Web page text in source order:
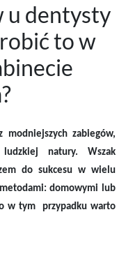
u dentysty
to w
zabiegów,
natury. Wszak
do sukcesu w wielu
domowymi lub
w tym przypadku warto